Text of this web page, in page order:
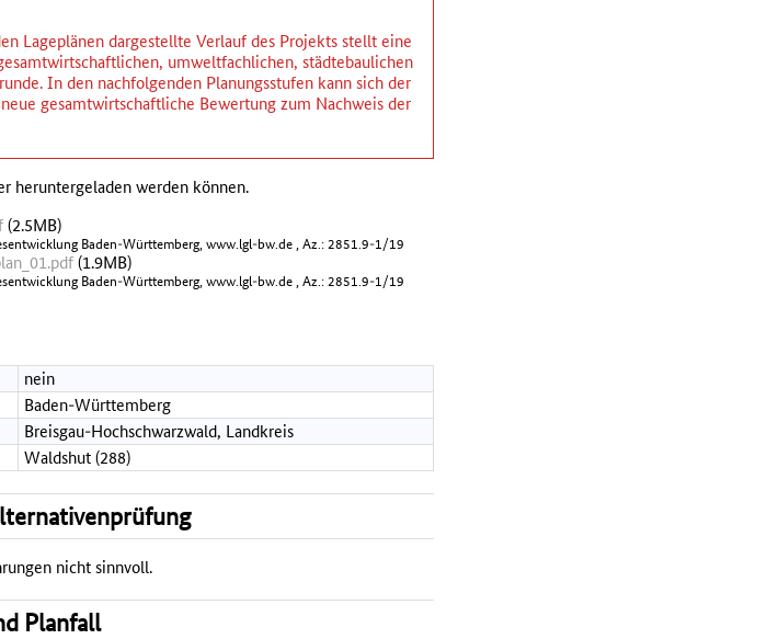
Lageplänen dargestellte Verlauf des Projekts stellt eine
umweltfachlichen, städtebaulichen
In den nachfolgenden Planungsstufen kann sich der
gesamtwirtschaftliche Bewertung zum Nachweis der
heruntergeladen werden können.
(2.5MB)
Baden-Württemberg, www.lgl-bw.de , Az.: 2851.9-1/19
(1.9MB)
Baden-Württemberg, www.lgl-bw.de , Az.: 2851.9-1/19
nein
Baden-Württemberg
Breisgau-Hochschwarzwald, Landkreis
Waldshut (288)
nicht sinnvoll.
Planfall